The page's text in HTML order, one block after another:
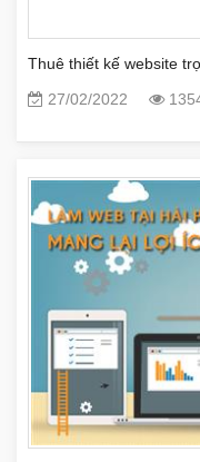
Thuê thiết kế website
27/02/2022